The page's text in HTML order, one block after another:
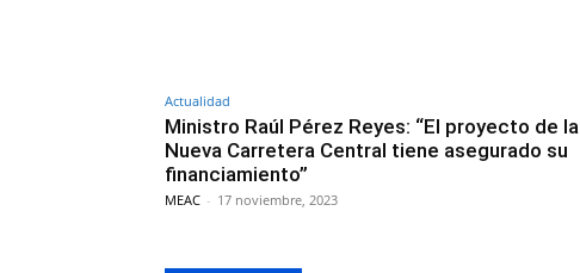
Actualidad
Ministro Raúl Pérez Reyes: “El proyecto de la
Nueva Carretera Central tiene asegurado su
financiamiento”
MEAC - 17 noviembre, 2023